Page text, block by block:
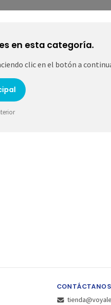
en esta categoría.
clic en el botón a
CONTÁCTANOS